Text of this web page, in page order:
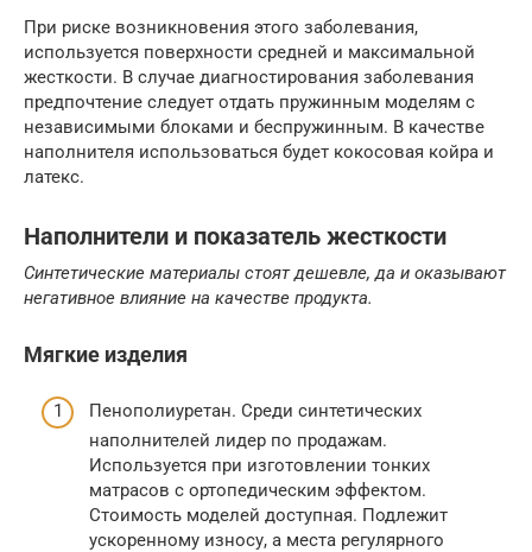
При риске возникновения этого заболевания,
используется поверхности средней и максимальной
жесткости. В случае диагностирования заболевания
предпочтение следует отдать пружинным моделям с
независимыми блоками и беспружинным. В качестве
наполнителя использоваться будет кокосовая койра и
латекс.
Наполнители и показатель жесткости
Синтетические материалы стоят дешевле, да и оказывают
негативное влияние на качестве продукта.
Мягкие изделия
Пенополиуретан. Среди синтетических
наполнителей лидер по продажам.
Используется при изготовлении тонких
матрасов с ортопедическим эффектом.
Стоимость моделей доступная. Подлежит
ускоренному износу, а места регулярного